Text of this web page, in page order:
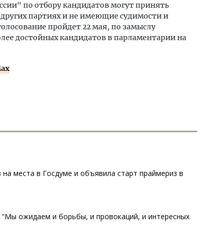
по отбору кандидатов могут принять
других партиях и не имеющие судимости и
пройдет 22 мая, по замыслу
достойных кандидатов в парламентарии на
места в Госдуме и объявила старт праймериз в
ожидаем и борьбы, и провокаций, и интересных